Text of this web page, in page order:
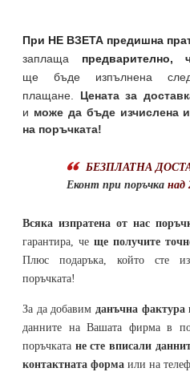
При НЕ ВЗЕТА предишна
заплаща предварително,
ще бъде изпълнена
плащане. Цената за
и може да бъде изчислена
на поръчката!
БЕЗПЛАТНА
Еконт при поръчка над
Всяка изпратена от нас
гарантира, че ще получите
Плюс подаръка, който сте
поръчката!
За да добавим данъчна
данните на Вашата фирма в
поръчката не сте вписали
контактната форма или на